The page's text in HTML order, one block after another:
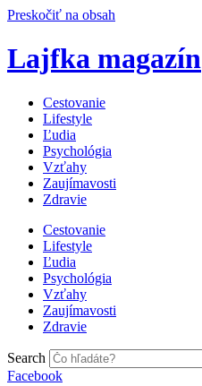
Preskočiť na obsah
Lajfka magazín
Cestovanie
Lifestyle
Ľudia
Psychológia
Vzťahy
Zaujímavosti
Zdravie
Cestovanie
Lifestyle
Ľudia
Psychológia
Vzťahy
Zaujímavosti
Zdravie
Search
Facebook